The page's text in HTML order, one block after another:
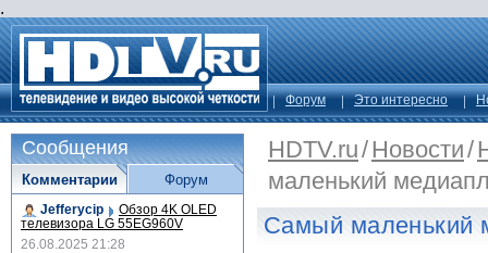
.
Форум Это интересно
HDTV.ru/Новости/
маленький
Самый маленький
Сообщения
Комментарии
Jefferycip Обзор 4K OLED
телевизора LG 55EG960V
26.08.2025 21:28
Форум